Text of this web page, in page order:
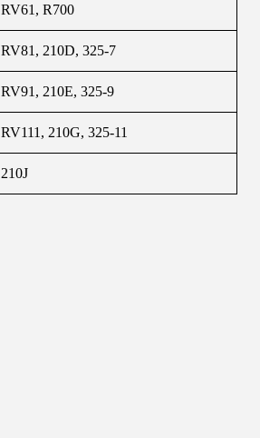
RV61, R700
RV81, 210D, 325-7
RV91, 210E, 325-9
RV111, 210G, 325-11
210J